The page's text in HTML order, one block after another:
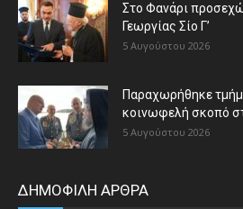
Στο Φανάρι
Γεωργίας Σίο Γ’
5 Αυγούστου 2026
Παραχωρήθηκε
κοινωφελή σκοπό
5 Αυγούστου 2026
ΔΗΜΟΦΙΛΗ ΑΡΘΡΑ